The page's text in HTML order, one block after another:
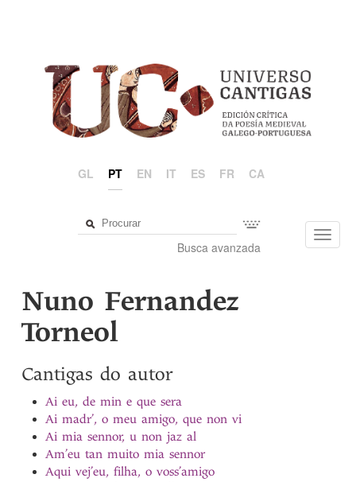
GL PT EN IT ES FR CA
Busca avanzada
Nuno Fernandez
Torneol
Cantigas do autor
Ai eu, de min e que sera
Ai madr’, o meu amigo, que non vi
Ai mia sennor, u non jaz al
Am’eu tan muito mia sennor
Aqui vej’eu, filha, o voss’amigo